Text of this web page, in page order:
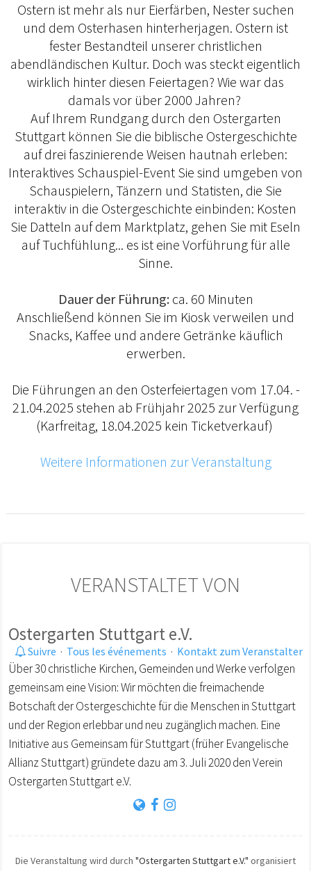
Ostern ist mehr als nur Eierfärben, Nester suchen
und dem Osterhasen hinterherjagen. Ostern ist
fester Bestandteil unserer christlichen
abendländischen Kultur. Doch was steckt eigentlich
wirklich hinter diesen Feiertagen? Wie war das
damals vor über 2000 Jahren?
Auf Ihrem Rundgang durch den Ostergarten
Stuttgart können Sie die biblische Ostergeschichte
auf drei faszinierende Weisen hautnah erleben:
Interaktives Schauspiel-Event Sie sind umgeben von
Schauspielern, Tänzern und Statisten, die Sie
interaktiv in die Ostergeschichte einbinden: Kosten
Sie Datteln auf dem Marktplatz, gehen Sie mit Eseln
auf Tuchfühlung... es ist eine Vorführung für alle
Sinne.
Dauer der Führung:ca. 60 Minuten
Anschließend können Sie im Kiosk verweilen und
Snacks, Kaffee und andere Getränke käuflich
erwerben.
Die Führungen an den Osterfeiertagen vom 17.04. -
21.04.2025 stehen ab Frühjahr 2025 zur Verfügung
(Karfreitag, 18.04.2025 kein Ticketverkauf)
Weitere Informationen zur Veranstaltung
VERANSTALTET VON
Ostergarten Stuttgart e.V.
Suivre · Tous les événements · Kontakt zum Veranstalter
Über 30 christliche Kirchen, Gemeinden und Werke verfolgen
gemeinsam eine Vision: Wir möchten die freimachende
Botschaft der Ostergeschichte für die Menschen in Stuttgart
und der Region erlebbar und neu zugänglich machen. Eine
Initiative aus Gemeinsam für Stuttgart (früher Evangelische
Allianz Stuttgart) gründete dazu am 3. Juli 2020 den Verein
Ostergarten Stuttgart e.V.
Die Veranstaltung wird durch "Ostergarten Stuttgart e.V." organisiert